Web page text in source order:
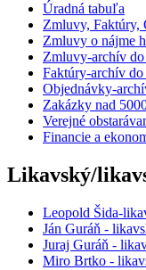
Úradná tabuľa
Zmluvy, Faktúry,
Zmluvy o nájme
Zmluvy-archív do
Faktúry-archív do
Objednávky-
Zakázky nad
Verejné
Financie a
Likavský/
Leopold Šida-
Ján Guráň -
Juraj Guráň -
Miro Brtko -